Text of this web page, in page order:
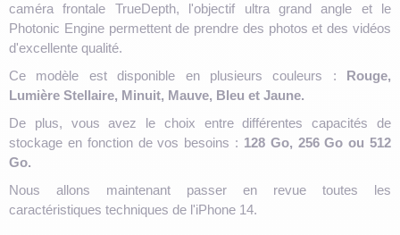
caméra frontale TrueDepth, l'objectif ultra grand angle et le
Photonic Engine permettent de prendre des photos et des vidéos
d'excellente qualité.
Ce modèle est disponible en plusieurs couleurs : Rouge,
Lumière Stellaire, Minuit, Mauve, Bleu et Jaune.
De plus, vous avez le choix entre différentes capacités de
stockage en fonction de vos besoins : 128 Go, 256 Go ou 512
Go.
Nous allons maintenant passer en revue toutes les
caractéristiques techniques de l'iPhone 14.